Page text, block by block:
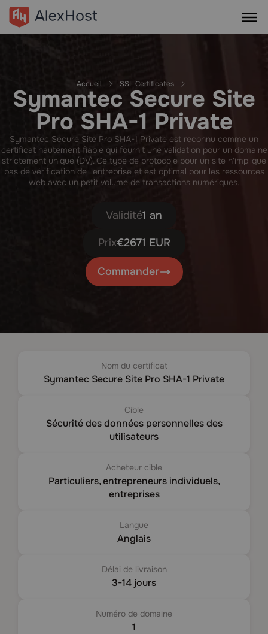
Accueil SSL Certificates
Symantec Secure Site
Pro SHA-1 Private
Symantec Secure Site Pro SHA-1 Private est reconnu comme un
certificat hautement fiable qui fournit une validation pour un domaine
strictement unique (DV). Ce type de protocole pour un site n'implique
pas de vérification de l'entreprise et est optimal pour les ressources
web avec un petit volume de transactions numériques.
Validité1 an
Prix€2671 EUR
Commander
Nom du certificat
Symantec Secure Site Pro SHA-1 Private
Cible
Sécurité des données personnelles des
utilisateurs
Acheteur cible
Particuliers, entrepreneurs individuels,
entreprises
Langue
Anglais
Délai de livraison
3-14 jours
Numéro de domaine
1